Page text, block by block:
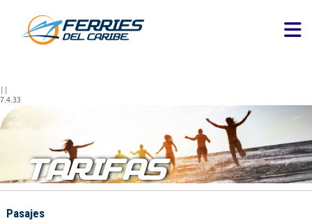
||
7.4.33
TARIFAS
Pasajes